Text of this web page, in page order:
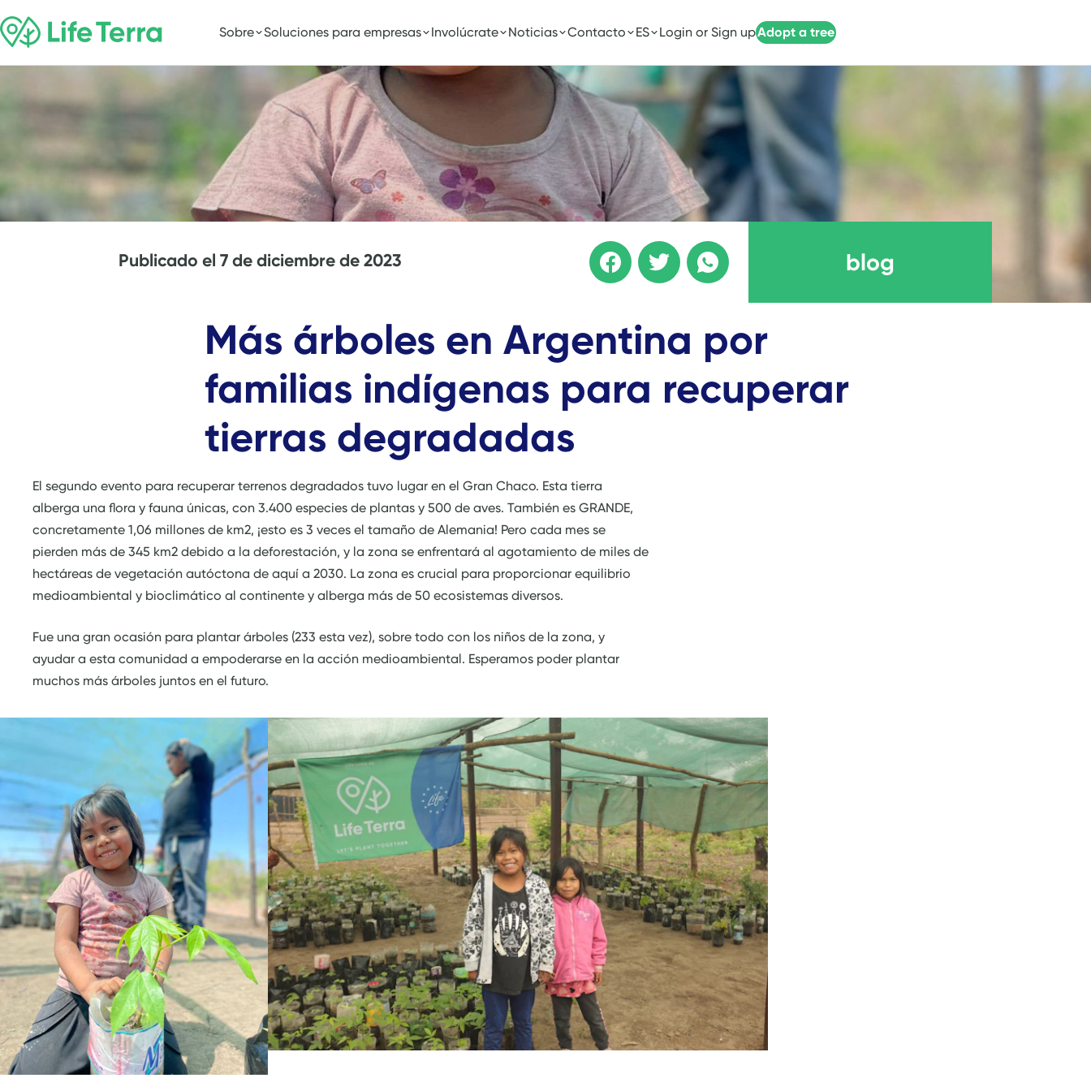
Sobre Soluciones para empresas Involúcrate Noticias Contacto ES Login or Sign upAdopt a tree
Publicado el 7 de diciembre de 2023 blog
Más árboles en Argentina por
familias indígenas para recuperar
tierras degradadas
El segundo evento para recuperar terrenos degradados tuvo lugar en el Gran Chaco. Esta tierra
alberga una flora y fauna únicas, con 3.400 especies de plantas y 500 de aves. También es GRANDE,
concretamente 1,06 millones de km2, ¡esto es 3 veces el tamaño de Alemania! Pero cada mes se
pierden más de 345 km2 debido a la deforestación, y la zona se enfrentará al agotamiento de miles de
hectáreas de vegetación autóctona de aquí a 2030. La zona es crucial para proporcionar equilibrio
medioambiental y bioclimático al continente y alberga más de 50 ecosistemas diversos.
Fue una gran ocasión para plantar árboles (233 esta vez), sobre todo con los niños de la zona, y
ayudar a esta comunidad a empoderarse en la acción medioambiental. Esperamos poder plantar
muchos más árboles juntos en el futuro.